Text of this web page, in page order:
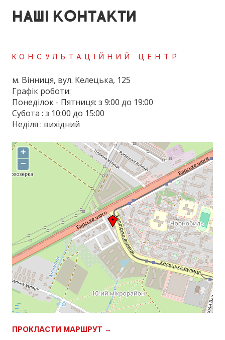
НАШІ КОНТАКТИ
КОНСУЛЬТАЦІЙНИЙ ЦЕНТР
м. Вінниця, вул. Келецька, 125
Графік роботи:
Понеділок - Пятниця: з 9:00 до 19:00
Субота : з 10:00 до 15:00
Неділя : вихідний
+
−
ПРОКЛАСТИ МАРШРУТ →